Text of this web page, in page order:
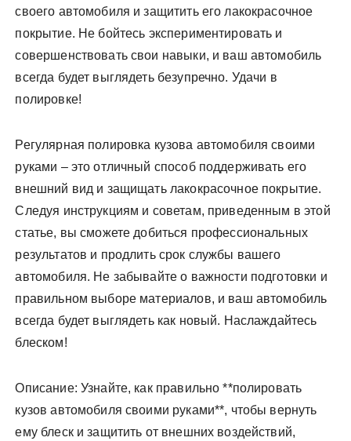
своего автомобиля и защитить его лакокрасочное
покрытие. Не бойтесь экспериментировать и
совершенствовать свои навыки, и ваш автомобиль
всегда будет выглядеть безупречно. Удачи в
полировке!
Регулярная полировка кузова автомобиля своими
руками – это отличный способ поддерживать его
внешний вид и защищать лакокрасочное покрытие.
Следуя инструкциям и советам, приведенным в этой
статье, вы сможете добиться профессиональных
результатов и продлить срок службы вашего
автомобиля. Не забывайте о важности подготовки и
правильном выборе материалов, и ваш автомобиль
всегда будет выглядеть как новый. Наслаждайтесь
блеском!
Описание: Узнайте, как правильно **полировать
кузов автомобиля своими руками**, чтобы вернуть
ему блеск и защитить от внешних воздействий,